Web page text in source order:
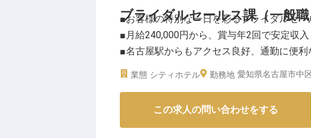
ブライダルセールス課（一般
■お客様の特別な一日を彩るブライダルセー
■月給240,000円から、賞与年2回で安定収入
■名古屋駅からもアクセス良好、通勤に便利
■充実の福利厚生と研修制度で安心のキャリ
お客様にとって一生に一度の特別な日であ
す。挙式のご相談から当日の進行まで、お
業態 シティホテル 勤務地 愛知県名古屋市中
この求人の問い合わせをする